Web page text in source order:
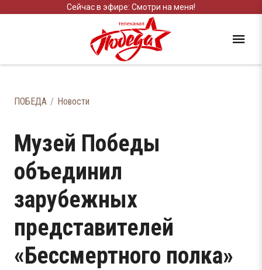
Сейчас в эфире: Смотри на меня!
ПОБЕДА Новости
Музей Победы
объединил
зарубежных
представителей
«Бессмертного полка»